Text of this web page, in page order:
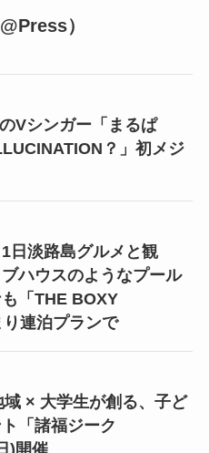
）
Vシンガー「まるぱ
？」初メジ